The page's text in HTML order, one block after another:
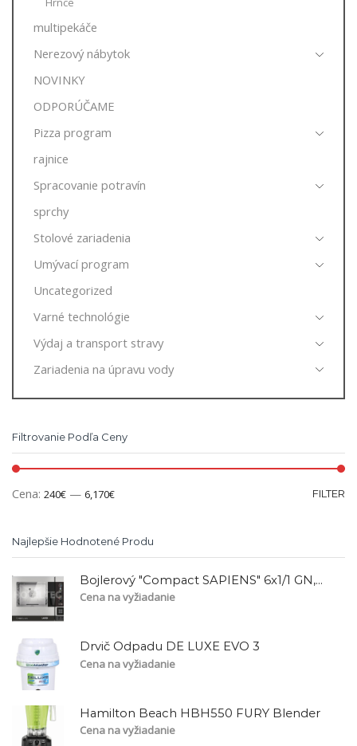
multipekáče
Nerezový nábytok
NOVINKY
ODPORÚČAME
Pizza program
rajnice
Spracovanie potravín
sprchy
Stolové zariadenia
Umývací program
Uncategorized
Varné technológie
Výdaj a transport stravy
Zariadenia na úpravu vody
Filtrovanie Podľa Ceny
FILTER
Cena: 240€ — 6,170€
Najlepšie Hodnotené Produ
Bojlerový "Compact SAPIENS" 6x1/1 GN, CBES061
Cena na vyžiadanie
Drvič Odpadu DE LUXE EVO 3
Cena na vyžiadanie
Hamilton Beach HBH550 FURY Blender
Cena na vyžiadanie